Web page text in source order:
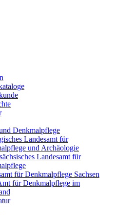
Denkmalpflege
Landesamt für
und Archäologie
Landesamt für
für Denkmalpflege Sachsen
für Denkmalpflege im